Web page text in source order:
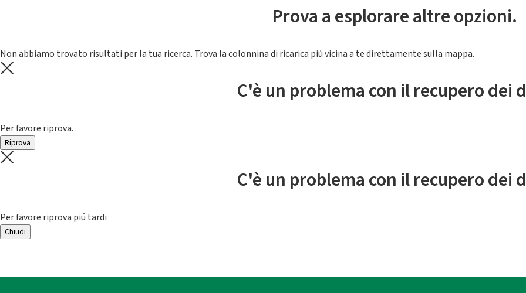
Prova a esplorare altre opzioni.
Non abbiamo trovato risultati per la tua ricerca. Trova la colonnina di ricarica piú vicina a te direttamente sulla mappa.
C'è un problema con il recupero dei
Per favore riprova.
Riprova
C'è un problema con il recupero dei
Per favore riprova piú tardi
Chiudi